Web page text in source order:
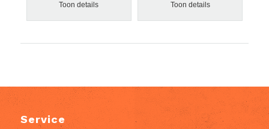
Toon details Toon details
Service